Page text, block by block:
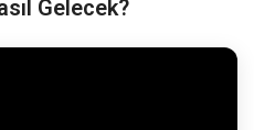
Gelecek?